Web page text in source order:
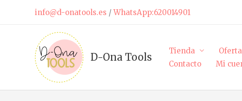
info@d-onatools.es /WhatsApp:620014901
D-Ona Tools
Tienda
Contacto
Mi